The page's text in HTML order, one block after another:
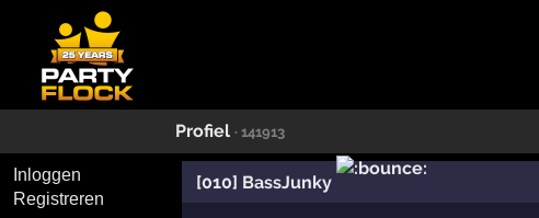
Profiel · 141913
Inloggen
Registreren
[010] BassJunky